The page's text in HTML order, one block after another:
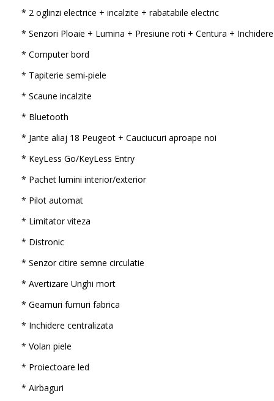
* 2 oglinzi electrice + incalzite + rabatabile electric
* Senzori Ploaie + Lumina + Presiune roti + Centura + Inchidere
* Computer bord
* Tapiterie semi-piele
* Scaune incalzite
* Bluetooth
* Jante aliaj 18 Peugeot + Cauciucuri aproape noi
* KeyLess Go/KeyLess Entry
* Pachet lumini interior/exterior
* Pilot automat
* Limitator viteza
* Distronic
* Senzor citire semne circulatie
* Avertizare Unghi mort
* Geamuri fumuri fabrica
* Inchidere centralizata
* Volan piele
* Proiectoare led
* Airbaguri